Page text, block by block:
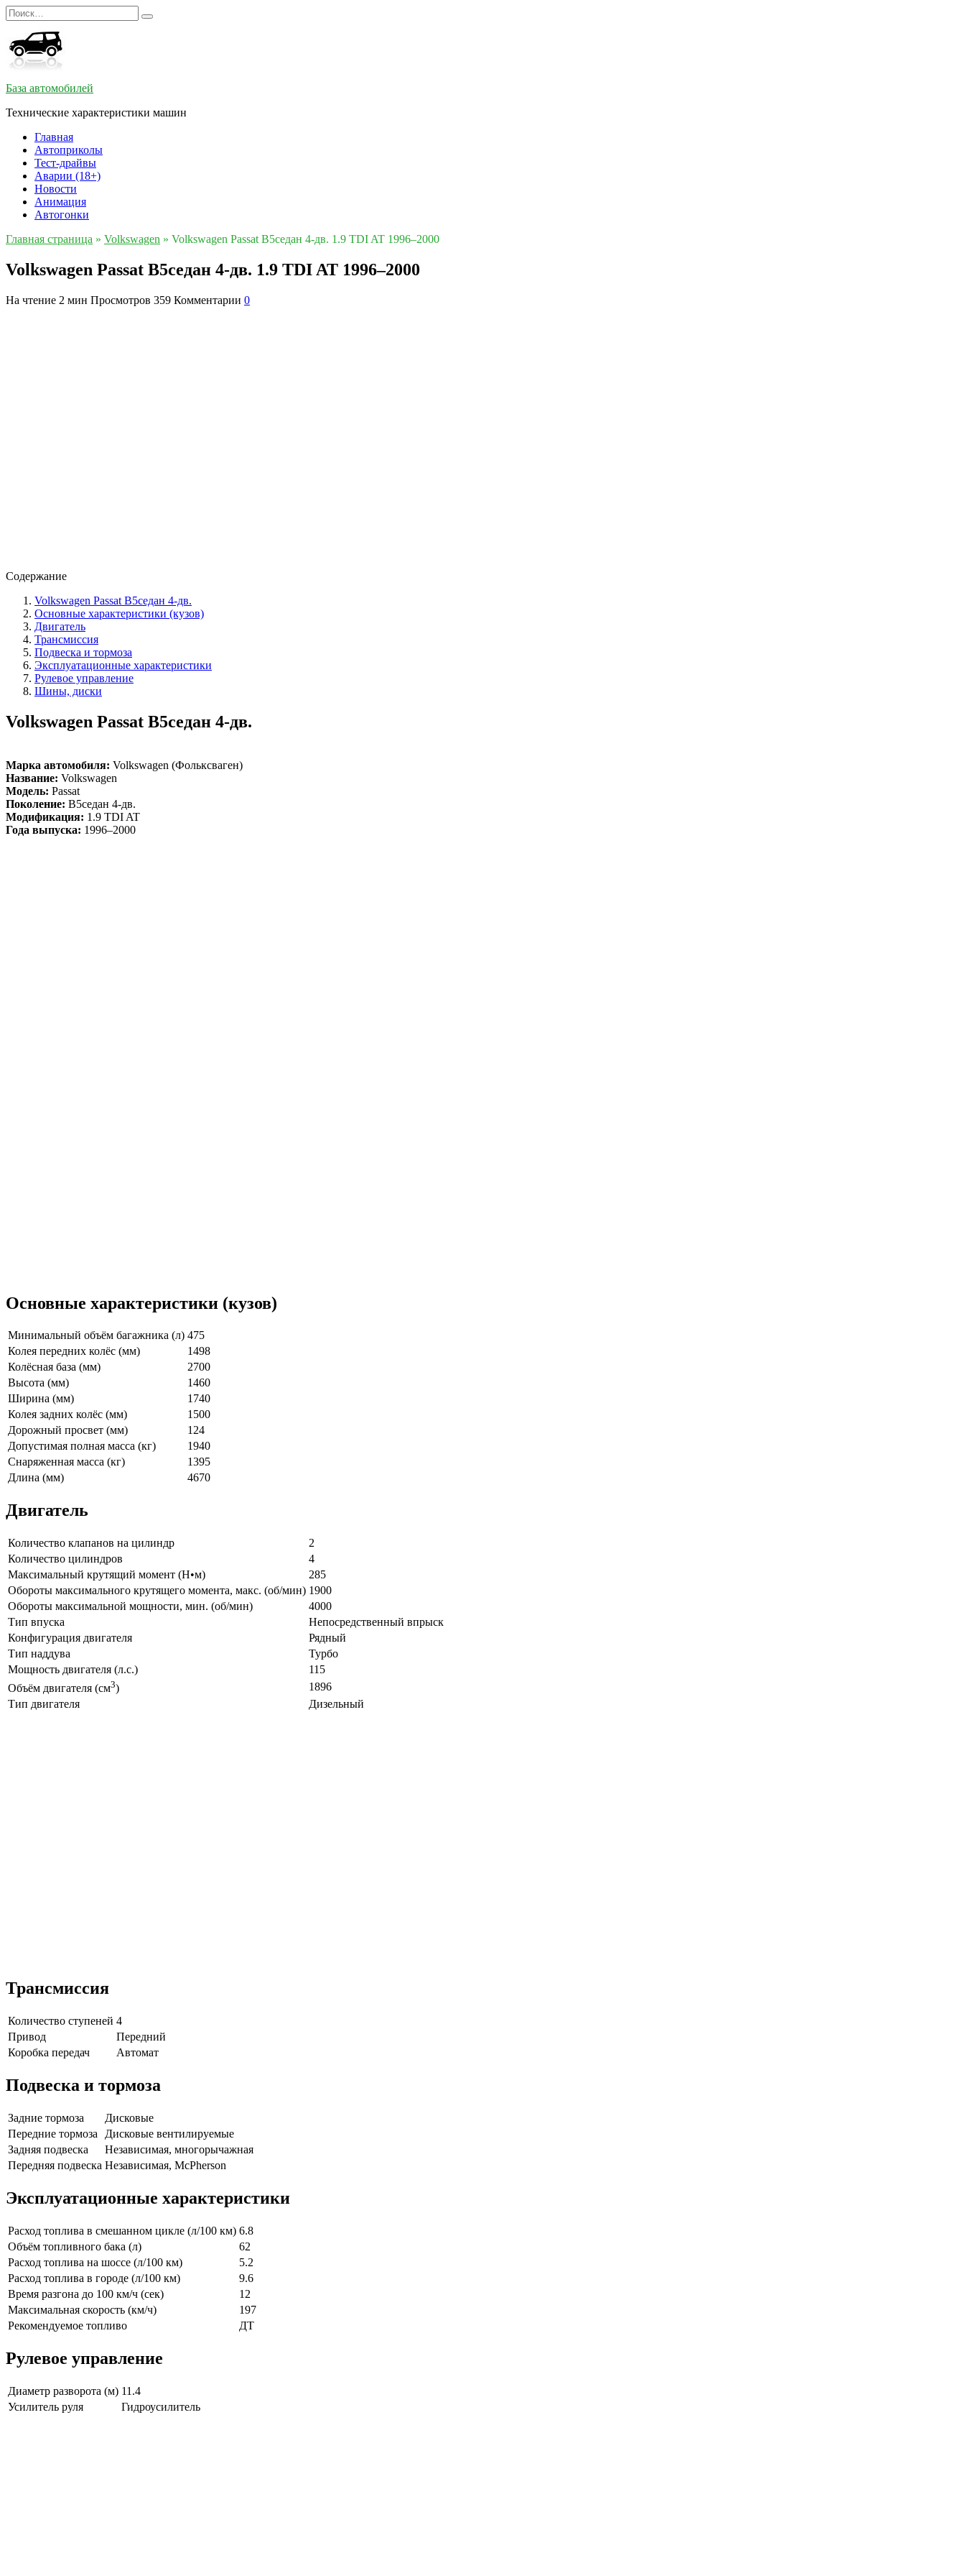
Перейти
к
содержанию
Search
for:
База автомобилей
Технические характеристики машин
Главная
Автоприколы
Тест-драйвы
Аварии (18+)
Новости
Анимация
Автогонки
Главная страница » Volkswagen » Volkswagen Passat B5седан 4-дв. 1.9 TDI AT 1996–2000
Volkswagen Passat B5седан 4-дв. 1.9 TDI AT 1996–2000
На чтение 2 мин Просмотров 359 Комментарии 0
Содержание
Volkswagen Passat B5седан 4-дв.
Основные характеристики (кузов)
Двигатель
Трансмиссия
Подвеска и тормоза
Эксплуатационные характеристики
Рулевое управление
Шины, диски
Volkswagen Passat B5седан 4-дв.
Марка автомобиля: Volkswagen (Фольксваген)
Название: Volkswagen
Модель: Passat
Поколение: B5седан 4-дв.
Модификация: 1.9 TDI AT
Года выпуска: 1996–2000
Основные характеристики (кузов)
Минимальный объём багажника (л) 475
Колея передних колёс (мм)
1498
Колёсная база (мм)
2700
Высота (мм)
1460
Ширина (мм)
1740
Колея задних колёс (мм)
1500
Дорожный просвет (мм)
124
Допустимая полная масса (кг)
1940
Снаряженная масса (кг)
1395
Длина (мм)
4670
Двигатель
Количество клапанов на цилиндр
2
Количество цилиндров
4
Максимальный крутящий момент (Н•м)
285
Обороты максимального крутящего момента, макс. (об/мин) 1900
Обороты максимальной мощности, мин. (об/мин)
4000
Тип впуска
Непосредственный впрыск
Конфигурация двигателя
Рядный
Тип наддува
Турбо
Мощность двигателя (л.с.)
115
Объём двигателя (см3)
1896
Тип двигателя
Дизельный
Трансмиссия
Количество ступеней 4
Привод
Передний
Коробка передач
Автомат
Подвеска и тормоза
Задние тормоза
Дисковые
Передние тормоза
Дисковые вентилируемые
Задняя подвеска
Независимая, многорычажная
Передняя подвеска Независимая, McPherson
Эксплуатационные характеристики
Расход топлива в смешанном цикле (л/100 км) 6.8
Объём топливного бака (л)
62
Расход топлива на шоссе (л/100 км)
5.2
Расход топлива в городе (л/100 км)
9.6
Время разгона до 100 км/ч (сек)
12
Максимальная скорость (км/ч)
197
Рекомендуемое топливо
ДТ
Рулевое управление
Диаметр разворота (м) 11.4
Усилитель руля
Гидроусилитель